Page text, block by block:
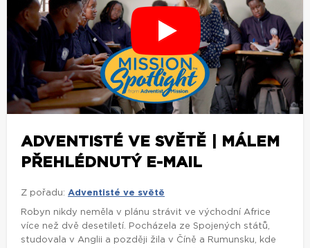
ADVENTISTÉ VE SVĚTĚ | MÁLEM
PŘEHLÉDNUTÝ E-MAIL
Z pořadu: Adventisté ve světě
Robyn nikdy neměla v plánu strávit ve východní Africe
více než dvě desetiletí. Pocházela ze Spojených států,
studovala v Anglii a později žila v Číně a Rumunsku, kde